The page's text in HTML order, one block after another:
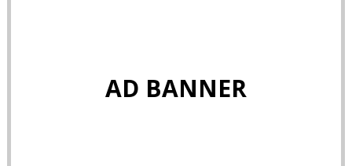
AD BANNER